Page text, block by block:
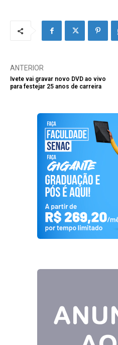
ANTERIOR
Ivete vai gravar novo DVD ao vivo
para festejar 25 anos de carreira